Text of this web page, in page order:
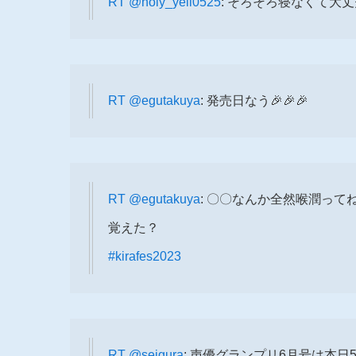
RT @egutakuya: 発売日なう🎉🎉🎉
RT @egutakuya: 〇〇なんか全然喉潤って
覚えた？
#kirafes2023